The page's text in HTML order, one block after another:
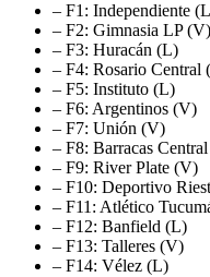
– F1: Independiente
– F2: Gimnasia LP (V)
– F3: Huracán (L)
– F4: Rosario Central
– F5: Instituto (L)
– F6: Argentinos (V)
– F7: Unión (V)
– F8: Barracas
– F9: River Plate (V)
– F10: Deportivo
– F11: Atlético
– F12: Banfield (L)
– F13: Talleres (V)
– F14: Vélez (L)